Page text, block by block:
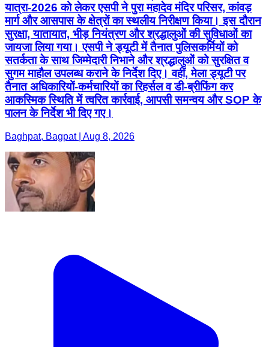
यात्रा-2026 को लेकर एसपी ने पुरा महादेव मंदिर परिसर, कांवड़
मार्ग और आसपास के क्षेत्रों का स्थलीय निरीक्षण किया। इस दौरान
सुरक्षा, यातायात, भीड़ नियंत्रण और श्रद्धालुओं की सुविधाओं का
जायजा लिया गया। एसपी ने ड्यूटी में तैनात पुलिसकर्मियों को
सतर्कता के साथ जिम्मेदारी निभाने और श्रद्धालुओं को सुरक्षित व
सुगम माहौल उपलब्ध कराने के निर्देश दिए। वहीं, मेला ड्यूटी पर
तैनात अधिकारियों-कर्मचारियों का रिहर्सल व डी-ब्रीफिंग कर
आकस्मिक स्थिति में त्वरित कार्रवाई, आपसी समन्वय और SOP के
पालन के निर्देश भी दिए गए।
Baghpat, Bagpat | Aug 8, 2026